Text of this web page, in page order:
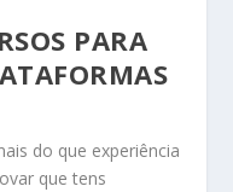
PARA
do que experiência
que tens